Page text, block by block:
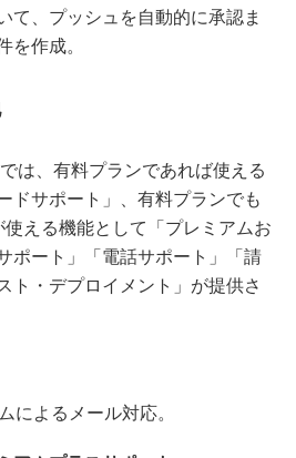
て、プッシュを自動的に承認ま
を作成。
は、有料プランであれば使える
ドサポート」、有料プランでも
える機能として「プレミアムお
ポート」「電話サポート」「請
ト・デプロイメント」が提供さ
によるメール対応。